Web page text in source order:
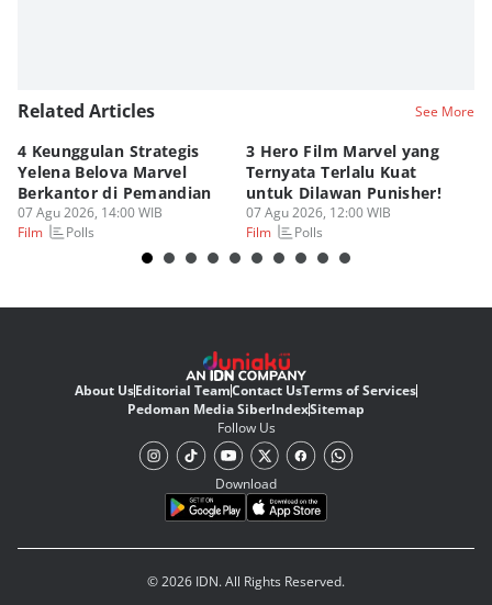
Related Articles See More
4 Keunggulan Strategis
Yelena Belova Marvel
Berkantor di Pemandian
07 Agu 2026, 14:00 WIB
Film
Polls
3 Hero Film Marvel yang
Ternyata Terlalu Kuat
untuk Dilawan Punisher!
07 Agu 2026, 12:00 WIB
Film
Polls
About UsEditorial TeamContact UsTerms of Services
Pedoman Media SiberIndexSitemap
Follow Us
Download
© 2026 IDN. All Rights Reserved.